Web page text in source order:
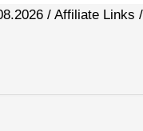
/ Affiliate